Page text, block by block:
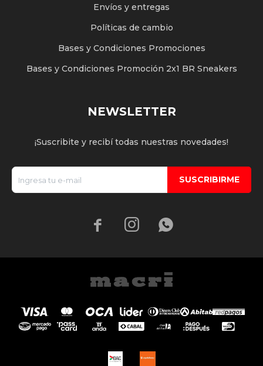
Envíos y entregas
Políticas de cambio
Bases y Condiciones Promociones
Bases y Condiciones Promoción 2x1 BR Sneakers
NEWSLETTER
¡Suscribite y recibí todas nuestras novedades!
SUSCRIBIRME
  